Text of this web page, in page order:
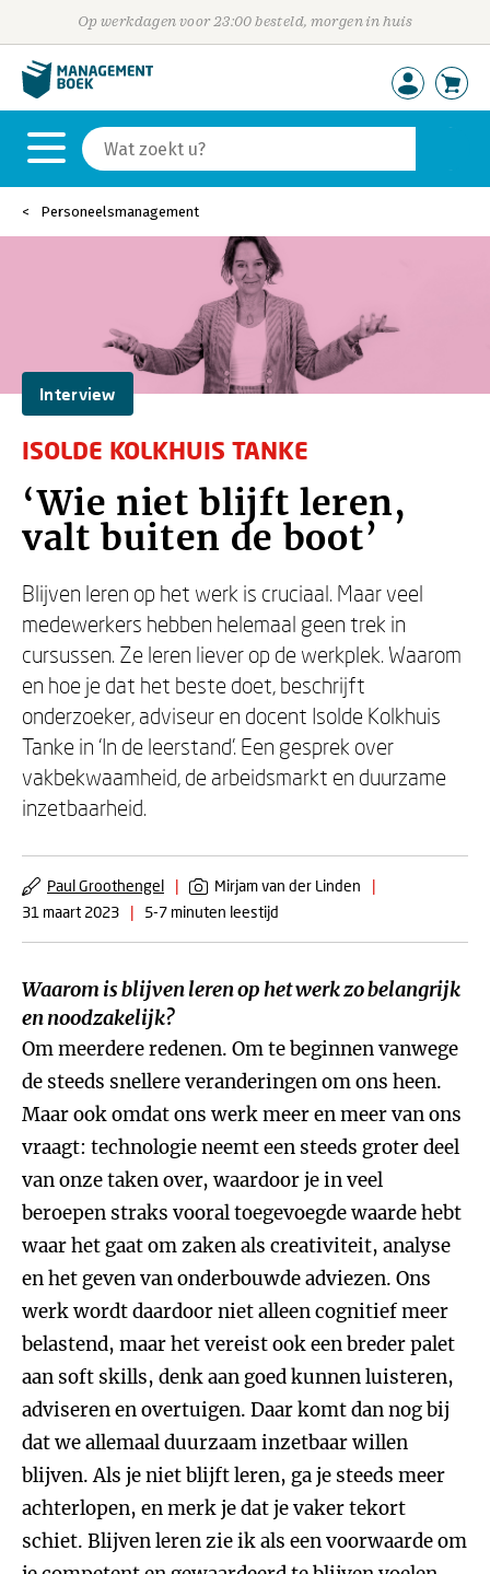
Op werkdagen voor 23:00 besteld, morgen in huis
Personeelsmanagement
Interview
ISOLDE KOLKHUIS TANKE
‘Wie niet blijft leren,
valt buiten de boot’
Blijven leren op het werk is cruciaal. Maar veel
medewerkers hebben helemaal geen trek in
cursussen. Ze leren liever op de werkplek. Waarom
en hoe je dat het beste doet, beschrijft
onderzoeker, adviseur en docent Isolde Kolkhuis
Tanke in ‘In de leerstand’. Een gesprek over
vakbekwaamheid, de arbeidsmarkt en duurzame
inzetbaarheid.
Paul Groothengel | Mirjam van der Linden
|
31 maart 2023
| 5-7 minuten leestijd
Waarom is blijven leren op het werk zo belangrijk
en noodzakelijk?
Om meerdere redenen. Om te beginnen vanwege
de steeds snellere veranderingen om ons heen.
Maar ook omdat ons werk meer en meer van ons
vraagt: technologie neemt een steeds groter deel
van onze taken over, waardoor je in veel
beroepen straks vooral toegevoegde waarde hebt
waar het gaat om zaken als creativiteit, analyse
en het geven van onderbouwde adviezen. Ons
werk wordt daardoor niet alleen cognitief meer
belastend, maar het vereist ook een breder palet
aan soft skills, denk aan goed kunnen luisteren,
adviseren en overtuigen. Daar komt dan nog bij
dat we allemaal duurzaam inzetbaar willen
blijven. Als je niet blijft leren, ga je steeds meer
achterlopen, en merk je dat je vaker tekort
schiet. Blijven leren zie ik als een voorwaarde om